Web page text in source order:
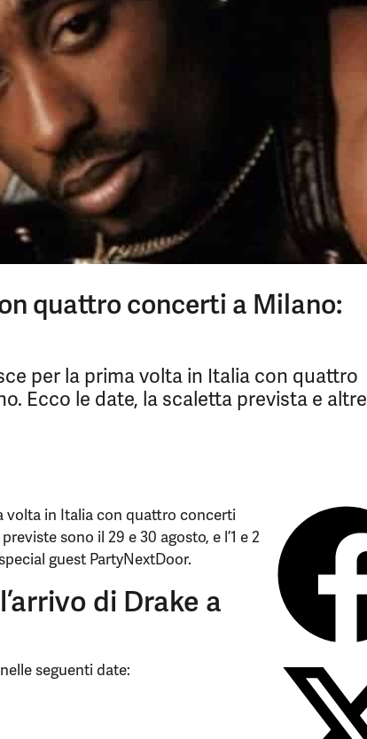
quattro concerti a Milano:
per la prima volta in Italia con quattro
Ecco le date, la scaletta prevista e altre
volta in Italia con quattro concerti
sono il 29 e 30 agosto, e l’1 e 2
guest PartyNextDoor.
di Drake a
seguenti date: